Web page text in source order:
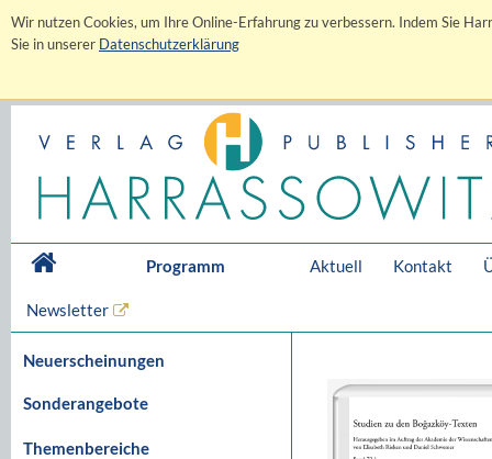
Wir nutzen Cookies, um Ihre Online-Erfahrung zu verbessern. Indem Sie
Sie in unserer Datenschutzerklärung
Programm Aktuell Kontakt
Newsletter
Neuerscheinungen
Sonderangebote
Themenbereiche